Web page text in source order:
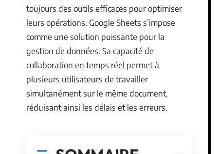
toujours des outils efficaces pour optimiser
leurs opérations. Google Sheets s’impose
comme une solution puissante pour la
gestion de données. Sa capacité de
collaboration en temps réel permet à
plusieurs utilisateurs de travailler
simultanément sur le même document,
réduisant ainsi les délais et les erreurs.